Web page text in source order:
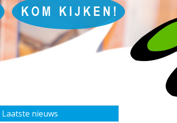
Laatste nieuws